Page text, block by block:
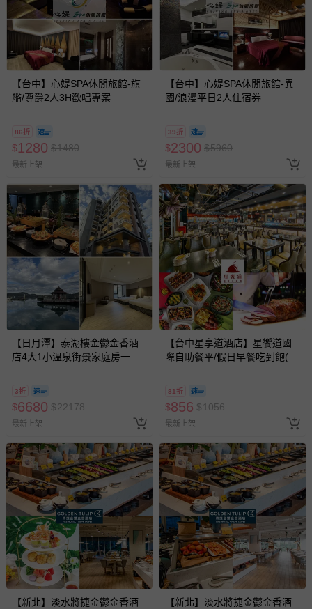
【台中】心媞SPA休閒旅館-旗
艦/尊爵2人3H歡唱專案
86折
$1280 $1480
最新上架
【台中】心媞SPA休閒旅館-異
國/浪漫平日2人住宿券
39折
$2300 $5960
最新上架
【日月潭】泰湖樓金鬱金香酒
店4大1小溫泉街景家庭房一泊
3折
$6680 $22178
最新上架
【台中星享道酒店】星饗道國
際自助餐平/假日早餐吃到飽(2
81折
$856 $1056
最新上架
【新北】淡水將捷金鬱金香酒
【新北】淡水將捷金鬱金香酒